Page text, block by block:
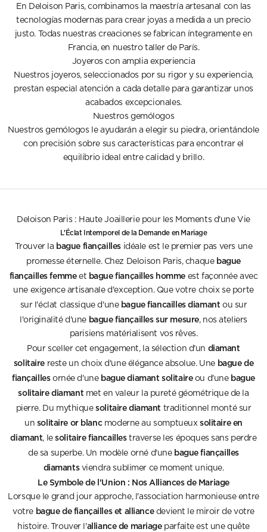
En Deloison Paris, combinamos la maestría artesanal con las
tecnologías modernas para crear joyas a medida a un precio
justo. Todas nuestras creaciones se fabrican íntegramente en
Francia, en nuestro taller de París.
Joyeros con amplia experiencia
Nuestros joyeros, seleccionados por su rigor y su experiencia,
prestan especial atención a cada detalle para garantizar unos
acabados excepcionales.
Nuestros gemólogos
Nuestros gemólogos le ayudarán a elegir su piedra, orientándole
con precisión sobre sus características para encontrar el
equilibrio ideal entre calidad y brillo.
Deloison Paris : Haute Joaillerie pour les Moments d'une Vie
L'Éclat Intemporel de la Demande en Mariage
Trouver la bague fiançaillesidéale est le premier pas vers une
promesse éternelle. Chez Deloison Paris, chaque bague
fiançailles femmeet bague fiançailles homme est façonnée avec
une exigence artisanale d'exception. Que votre choix se porte
sur l'éclat classique d'une bague fiancailles diamant ou sur
l'originalité d'une bague fiançailles sur mesure, nos ateliers
parisiens matérialisent vos rêves.
Pour sceller cet engagement, la sélection d'un diamant
solitaire reste un choix d'une élégance absolue. Une bague de
fiançaillesornée d'une bague diamant solitaireou d'une bague
solitaire diamant met en valeur la pureté géométrique de la
pierre. Du mythiquesolitaire diamant traditionnel monté sur
un solitaire or blancmoderne au somptueux solitaire en
diamant, lesolitaire fiancaillestraverse les époques sans perdre
de sa superbe. Un modèle orné d'une bague fiançailles
diamantsviendra sublimer ce moment unique.
Le Symbole de l'Union : Nos Alliances de Mariage
Lorsque le grand jour approche, l'association harmonieuse entre
votre bague de fiançailles et alliancedevient le miroir de votre
histoire. Trouver l'alliance de mariageparfaite est une quête